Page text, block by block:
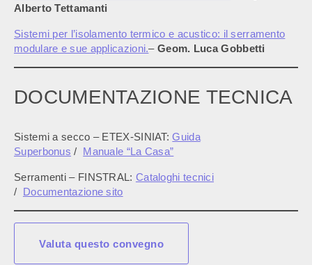
Alberto Tettamanti
Sistemi per l’isolamento termico e acustico: il serramento
modulare e sue applicazioni.–Geom. Luca Gobbetti
DOCUMENTAZIONE TECNICA
Sistemi a secco – ETEX-SINIAT:Guida
Superbonus / Manuale “La Casa”
Serramenti – FINSTRAL: Cataloghi tecnici
/ Documentazione sito
Valuta questo convegno